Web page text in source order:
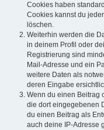
Cookies haben
Cookies kannst du
löschen.
Weiterhin werden die
in deinem Profil oder
Registrierung sind
Mail-Adresse und ein
weitere Daten als
deren Eingabe
Wenn du einen Beitrag
die dort eingegebenen
du einen Beitrag als
auch deine IP-Adresse